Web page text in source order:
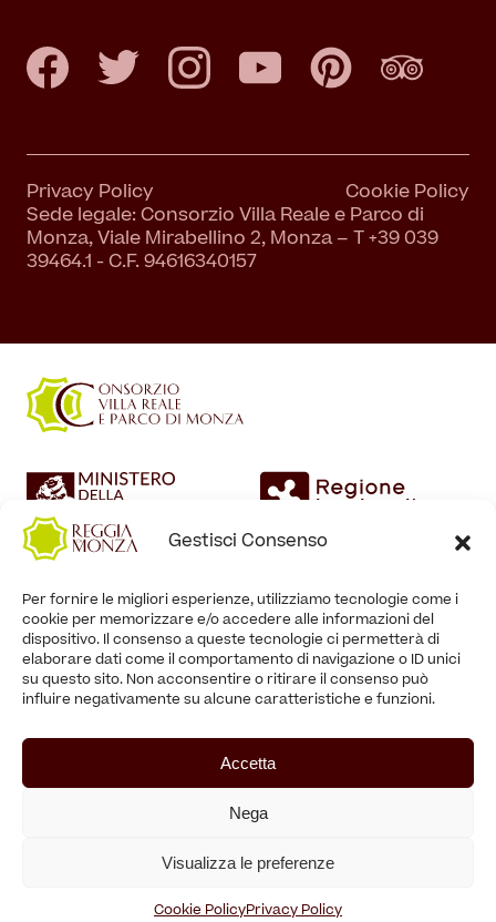
Gestisci Consenso
Per fornire le migliori esperienze, utilizziamo tecnologie come i
cookie per memorizzare e/o accedere alle informazioni del
dispositivo. Il consenso a queste tecnologie ci permetterà di
elaborare dati come il comportamento di navigazione o ID unici
su questo sito. Non acconsentire o ritirare il consenso può
influire negativamente su alcune caratteristiche e funzioni.
Accetta
Nega
Visualizza le preferenze
Cookie PolicyPrivacy Policy
Privacy Policy
Cookie Policy
Sede legale: Consorzio Villa Reale e Parco di
Monza, Viale Mirabellino 2, Monza – T +39 039
39464.1 - C.F. 94616340157